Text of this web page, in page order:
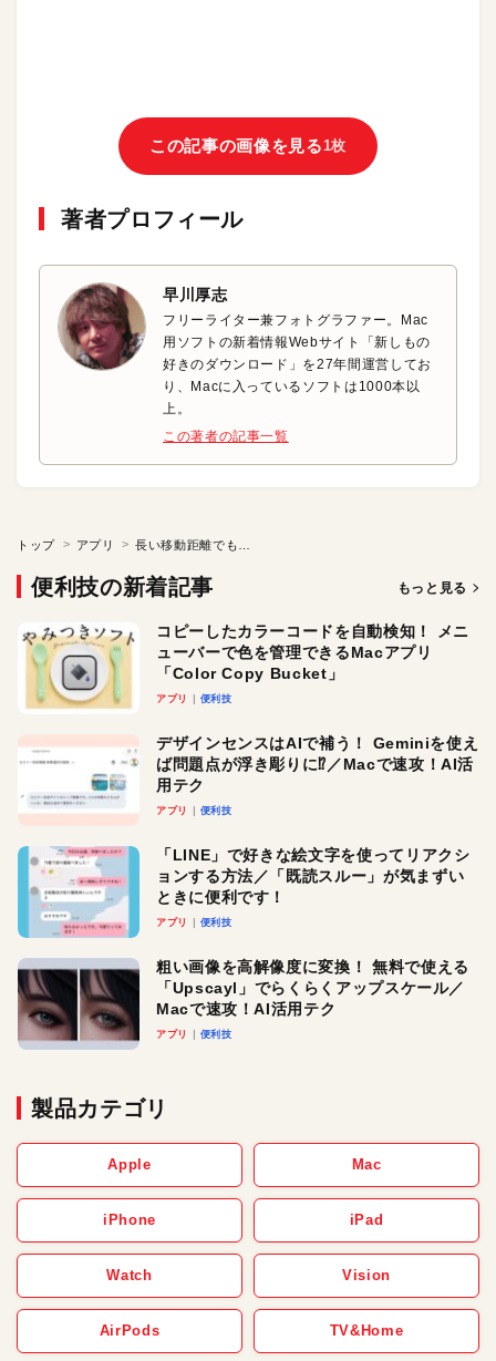
この記事の画像を見る1枚
著者プロフィール
早川厚志
フリーライター兼フォトグラファー。Mac
用ソフトの新着情報Webサイト「新しもの
好きのダウンロード」を27年間運営してお
り、Macに入っているソフトは1000本以
上。
この著者の記事一覧
トップ アプリ
便利技の新着記事 もっと見る
コピーしたカラーコードを自動検知！ メニ
ューバーで色を管理できるMacアプリ
「Color Copy Bucket」
アプリ 便利技
デザインセンスはAIで補う！ Geminiを使え
ば問題点が浮き彫りに⁉︎／Macで速攻！AI活
用テク
アプリ 便利技
「LINE」で好きな絵文字を使ってリアクシ
ョンする方法／「既読スルー」が気まずい
ときに便利です！
アプリ 便利技
粗い画像を高解像度に変換！ 無料で使える
「Upscayl」でらくらくアップスケール／
Macで速攻！AI活用テク
アプリ 便利技
製品カテゴリ
Apple Mac
iPhone iPad
Watch Vision
AirPods TV&Home